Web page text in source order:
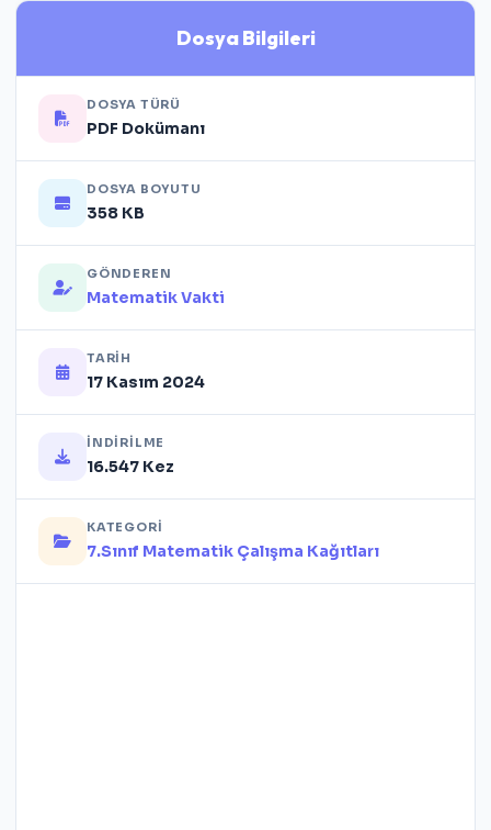
Dosya Bilgileri
DOSYA TÜRÜ
PDF Dokümanı
DOSYA BOYUTU
358 KB
GÖNDEREN
Matematik Vakti
TARIH
17 Kasım 2024
İNDIRILME
16.547 Kez
KATEGORI
7.Sınıf Matematik Çalışma Kağıtları